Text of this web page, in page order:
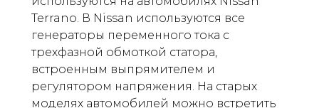
Terrano. В Nissan используются все
генераторы переменного тока с
трехфазной обмоткой статора,
встроенным выпрямителем и
регулятором напряжения. На старых
моделях автомобилей можно встретить